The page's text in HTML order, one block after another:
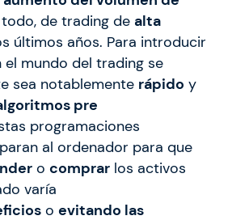
de trading de alta
últimos años. Para introducir
el mundo del trading se
sea notablemente rápido y
pre
programaciones
al ordenador para que
o comprar los activos
varía
o evitando las